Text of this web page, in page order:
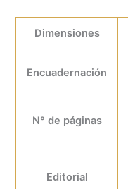
Dimensiones
Encuadernación
N° de páginas
Editorial